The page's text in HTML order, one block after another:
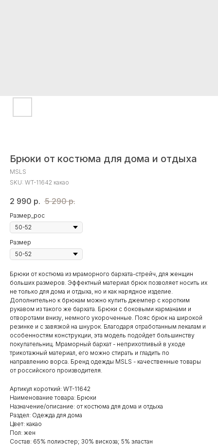
Брюки от костюма для дома и отдыха
MSLS
SKU: WT-11642 какао
2 990 р. 5 290 р.
Размер_рос
Размер
Брюки от костюма из мраморного бархата-стрейч, для женщин
больших размеров. Эффектный материал брюк позволяет носить их
не только для дома и отдыха, но и как нарядное изделие.
Дополнительно к брюкам можно купить джемпер с коротким
рукавом из такого же бархата. Брюки с боковыми карманами и
отворотами внизу, немного укороченные. Пояс брюк на широкой
резинке и с завязкой на шнурок. Благодаря отработанным лекалам и
особенностям конструкции, эта модель подойдет большинству
покупательниц. Мраморный бархат - неприхотливый в уходе
трикотажный материал, его можно стирать и гладить по
направлению ворса. Бренд одежды MSLS - качественные товары
от российского производителя.
Артикул короткий: WT-11642
Наименование товара: Брюки
Назначение/описание: от костюма для дома и отдыха
Раздел: Одежда для дома
Цвет: какао
Пол: жен
Состав: 65% полиэстер; 30% вискоза; 5% эластан